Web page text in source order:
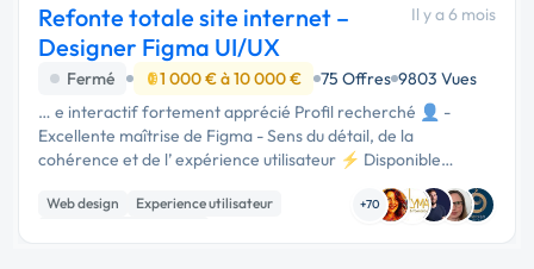
Refonte totale site internet –
Designer Figma UI/UX
Il y a 6 mois
Fermé 1 000 € à 10 000 € 75 Offres 9803 Vues
… e interactif fortement apprécié Profil recherché 👤 -
Excellente maîtrise de Figma - Sens du détail, de la
cohérence et de l’ expérience utilisateur ⚡ Disponible
immédiatement ou très rapidement - Autonome, fiable,
expérimenté - Envie de …
Web design
Experience utilisateur
+70